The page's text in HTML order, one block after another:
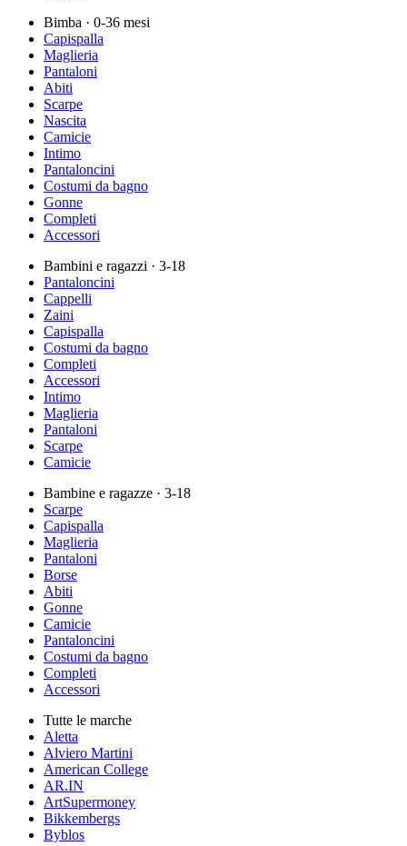
Bimba · 0-36 mesi
Capispalla
Maglieria
Pantaloni
Abiti
Scarpe
Nascita
Camicie
Intimo
Pantaloncini
Costumi da bagno
Gonne
Completi
Accessori
Bambini e ragazzi · 3-18
Pantaloncini
Cappelli
Zaini
Capispalla
Costumi da bagno
Completi
Accessori
Intimo
Maglieria
Pantaloni
Scarpe
Camicie
Bambine e ragazze · 3-18
Scarpe
Capispalla
Maglieria
Pantaloni
Borse
Abiti
Gonne
Camicie
Pantaloncini
Costumi da bagno
Completi
Accessori
Tutte le marche
Aletta
Alviero Martini
American College
AR.IN
ArtSupermoney
Bikkembergs
Byblos